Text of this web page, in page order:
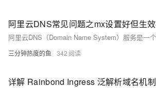
三分钟热度的鱼 342
详解 Rainbond Ingress 泛解析域名机制